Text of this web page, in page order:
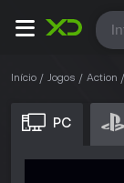
Início Jogos Action
PC